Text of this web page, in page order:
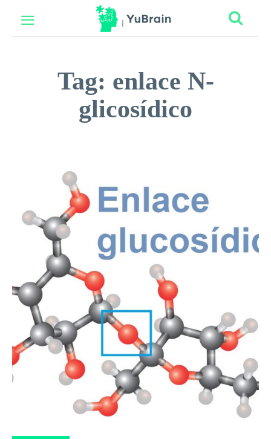
Tag: enlace N-
glicosídico